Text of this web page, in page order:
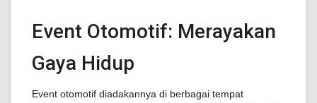
Event Otomotif: Merayakan
Gaya Hidup
Event otomotif diadakannya di berbagai tempat